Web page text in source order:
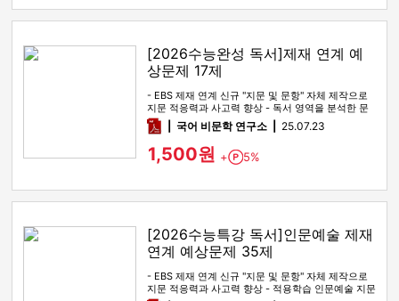
[2026수능완성 독서]제재 연계 예
상문제 17제
- EBS 제재 연계 신규 "지문 및 문항" 자체 제작으로
지문 적응력과 사고력 향상 - 독서 영역을 분석한 문
제지로 실전 …
pdf국어 비문학 연구소 25.07.23
1,500원 + Point
5%
[2026수능특강 독서]인문예술 제재
연계 예상문제 35제
- EBS 제재 연계 신규 "지문 및 문항" 자체 제작으로
지문 적응력과 사고력 향상 - 적용학습 인문예술 지문